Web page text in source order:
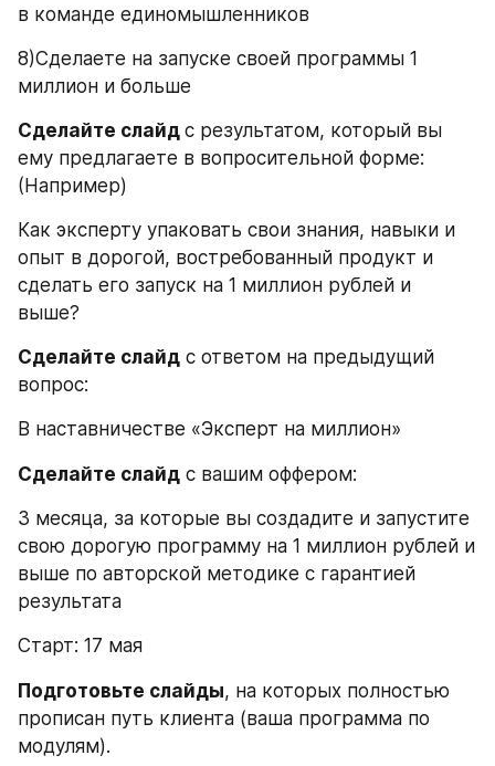
в команде единомышленников
8)Сделаете на запуске своей программы 1
миллион и больше
Сделайте слайд с результатом, который вы
ему предлагаете в вопросительной форме:
(Например)
Как эксперту упаковать свои знания, навыки и
опыт в дорогой, востребованный продукт и
сделать его запуск на 1 миллион рублей и
выше?
Сделайте слайд с ответом на предыдущий
вопрос:
В наставничестве «Эксперт на миллион»
Сделайте слайд с вашим оффером:
3 месяца, за которые вы создадите и запустите
свою дорогую программу на 1 миллион рублей и
выше по авторской методике с гарантией
результата
Старт: 17 мая
Подготовьте слайды, на которых полностью
прописан путь клиента (ваша программа по
модулям).